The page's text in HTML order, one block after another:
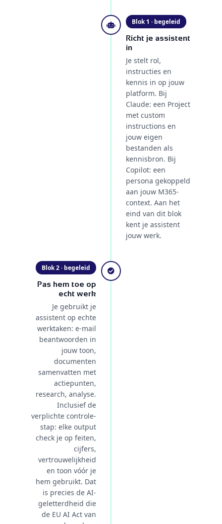
Blok 1 · begeleid
Richt je assistent
in
Je stelt rol,
instructies en
kennis in op jouw
platform. Bij
Claude: een Project
met custom
instructions en
jouw eigen
bestanden als
kennisbron. Bij
Copilot: een
persona gekoppeld
aan jouw M365-
context. Aan het
eind van dit blok
kent je assistent
jouw werk.
Blok 2 · begeleid
Pas hem toe op
echt werk
Je gebruikt je
assistent op echte
werktaken: e-mail
beantwoorden in
jouw toon,
documenten
samenvatten met
actiepunten,
research, analyse.
Inclusief de
verplichte controle-
stap: elke output
check je op feiten,
cijfers,
vertrouwelijkheid
en toon vóór je
hem gebruikt. Dat
is precies de AI-
geletterdheid die
de EU AI Act van